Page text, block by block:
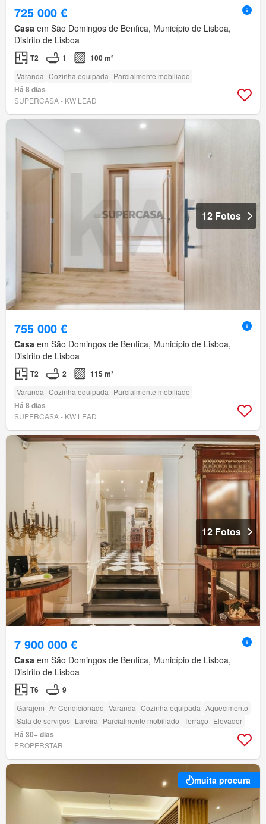
725 000 €
Casa em São Domingos de Benfica, Município de Lisboa,
Distrito de Lisboa
T2 1 100 m²
Varanda Cozinha equipada Parcialmente mobiliado
Há 8 dias
SUPERCASA - KW LEAD
12 Fotos
755 000 €
Casa em São Domingos de Benfica, Município de Lisboa,
Distrito de Lisboa
T2 2 115 m²
Varanda Cozinha equipada Parcialmente mobiliado
Há 8 dias
SUPERCASA - KW LEAD
12 Fotos
7 900 000 €
Casa em São Domingos de Benfica, Município de Lisboa,
Distrito de Lisboa
T6 9
Garajem Ar Condicionado Varanda Cozinha equipada Aquecimento
Sala de serviços Lareira Parcialmente mobiliado Terraço Elevador
Há 30+ dias
PROPERSTAR
muita procura